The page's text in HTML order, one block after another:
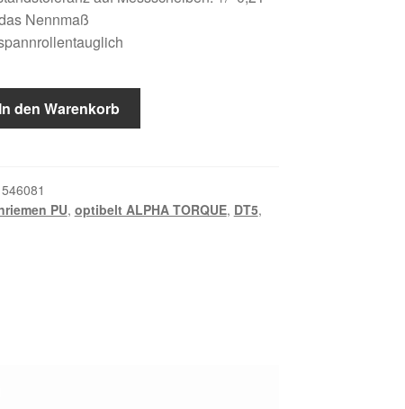
Nennmaß
In den Warenkorb
PU, optibelt ALPHA TORQUE, DT5,